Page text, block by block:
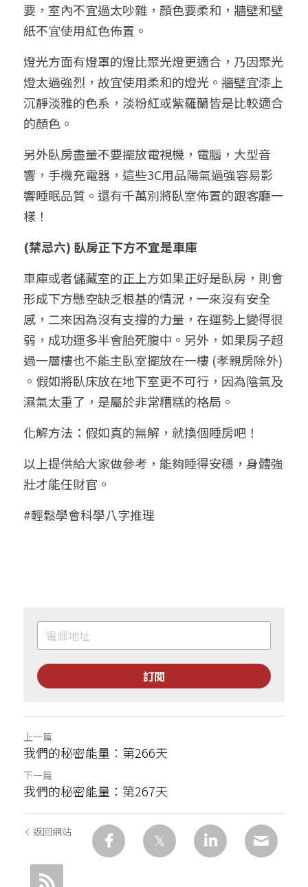
要，室內不宜過太吵雜，顏色要柔和，牆壁和壁
紙不宜使用紅色佈置。
燈光方面有燈罩的燈比聚光燈更適合，乃因聚光
燈太過強烈，故宜使用柔和的燈光。牆壁宜漆上
沉靜淡雅的色系，淡粉紅或紫羅蘭皆是比較適合
的顏色。
另外臥房盡量不要擺放電視機，電腦，大型音
響，手機充電器，這些3C用品陽氣過強容易影
響睡眠品質。還有千萬別將臥室佈置的跟客廳一
樣！
(禁忌六) 臥房正下方不宜是車庫
車庫或者儲藏室的正上方如果正好是臥房，則會
形成下方懸空缺乏根基的情況，一來沒有安全
感，二來因為沒有支撐的力量，在運勢上變得很
弱，成功運多半會胎死腹中。另外，如果房子超
過一層樓也不能主臥室擺放在一樓 (孝親房除外)
。假如將臥床放在地下室更不可行，因為陰氣及
濕氣太重了，是屬於非常糟糕的格局。
化解方法：假如真的無解，就換個睡房吧！
以上提供給大家做參考，能夠睡得安穩，身體強
壯才能任財官。
#輕鬆學會科學八字推理
訂閱
上一篇
我們的秘密能量：第266天
下一篇
我們的秘密能量：第267天
返回網站